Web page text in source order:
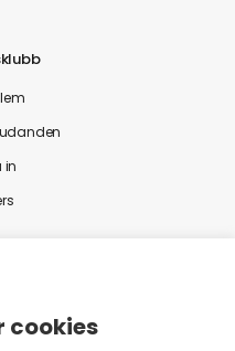
in
cookies